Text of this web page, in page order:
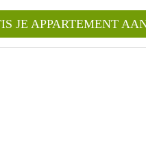
JE APPARTEMENT